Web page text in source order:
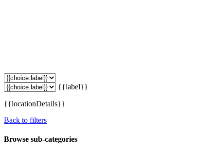
{{label}}
{{locationDetails}}
Back to filters
Browse sub-categories